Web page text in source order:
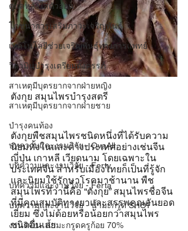
ดูแลหลังใส่ตัวอ่อน
โภชนาการเสริมภาวะเจริญพันธุ์
เทคโนโลยีช่วยเจริญพันธุ์ทางการแพทย์
วิตามินบำรุงเตรียมตั้งครรภ์
สาเหตุมีบุตรยากจากฝ่ายหญิง
สาเหตุมีบุตรยากจากฝ่ายชาย
บำรุงคนท้อง
บทความและงานวิจัย - OvaAll
บทความและงานวิจัย - Ferty
บทความและงานวิจัย - Ferta
บทความและงานวิจัย - น้ำมะกรูด SHOT
งานวิจัย - น้ำมะกรูดครูก้อย 70%
ตังกุย สมุนไพรบำรุงสตรี
ตังกุยพืชสมุนไพรชนิดหนึ่งที่ได้รับความ
นิยมทั้งในและต่างประเทศอย่างเช่นจีน
ญี่ปุ่น เกาหลี เวียดนาม โดยเฉพาะใน
ประเทศจีน สำหรับเมืองไทยก็เป็นที่รู้จัก
และนิยมใช้รักษาโรคมาช้านาน พืช
สมุนไพรที่ว่านี้คือ “ตังกุย” สมุนไพรชื่อจีน
ที่มีคุณสมบัติทางยาและสรรพคุณอันยอด
เยี่ยม ซึ่งไม่ด้อยหรือน้อยกว่าสมุนไพร
ชนิดอื่นเลย